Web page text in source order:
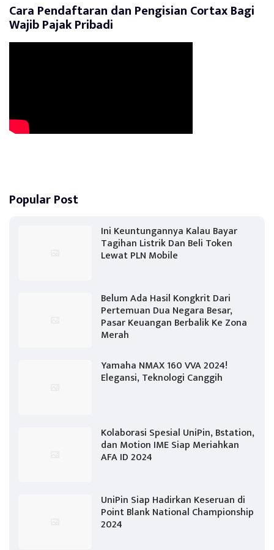
Cara Pendaftaran dan Pengisian Cortax Bagi
Wajib Pajak Pribadi
Popular Post
Ini Keuntungannya Kalau Bayar
Tagihan Listrik Dan Beli Token
Lewat PLN Mobile
Belum Ada Hasil Kongkrit Dari
Pertemuan Dua Negara Besar,
Pasar Keuangan Berbalik Ke Zona
Merah
Yamaha NMAX 160 VVA 2024!
Elegansi, Teknologi Canggih
Kolaborasi Spesial UniPin, Bstation,
dan Motion IME Siap Meriahkan
AFA ID 2024
UniPin Siap Hadirkan Keseruan di
Point Blank National Championship
2024